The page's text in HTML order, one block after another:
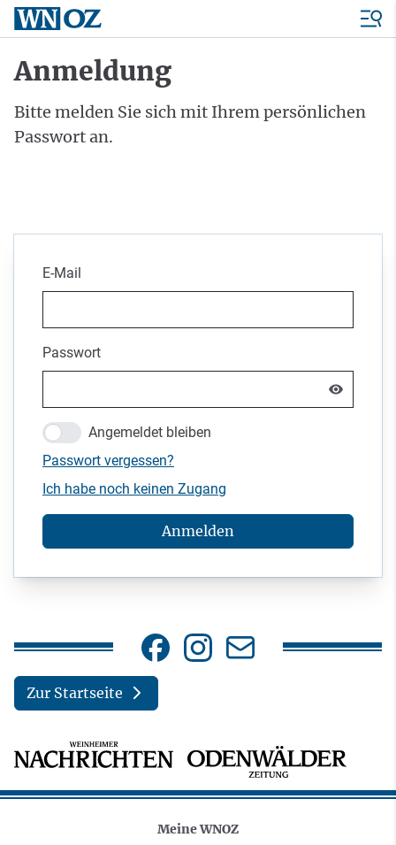
Anmeldung
Bitte melden Sie sich mit Ihrem persönlichen
Passwort an.
E-Mail
Passwort
Angemeldet bleiben
Passwort vergessen?
Ich habe noch keinen Zugang
Anmelden
Zur Startseite
Meine WNOZ